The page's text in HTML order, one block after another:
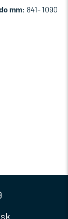
mm: 841- 1090